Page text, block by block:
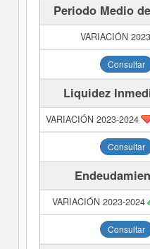
Periodo Medio
Consultar
Liquidez
Consultar
Consultar